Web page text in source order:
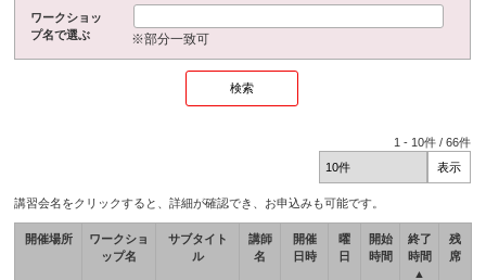
ワークショッ
プ名で選ぶ
※部分一致可
1 - 10件 /66件
講習会名をクリックすると、詳細が確認でき、お申込みも可能です。
開催場所
ワークショ
ップ名
サブタイト
ル
講師
名
開催
日時
曜
日
開始
時間
終了
時間
▲
残
席